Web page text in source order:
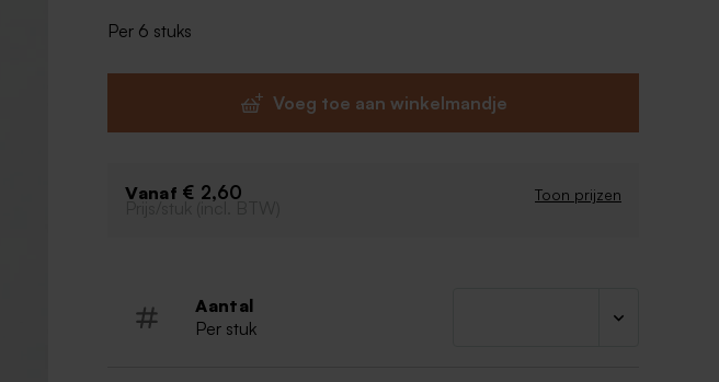
Bovendien kun je deze traktatie nog persoonlijker maken door te
De geurstokjes zijn leeg en moet je dus zelf nog vullen. De vulling
Combineer met een sticker van 3cm of tof label
Per 6 stuks
Voeg toe aan winkelmandje
Vanaf € 2,60 Toon prijzen
Prijs/stuk (incl. BTW)
Aantal
Per stuk